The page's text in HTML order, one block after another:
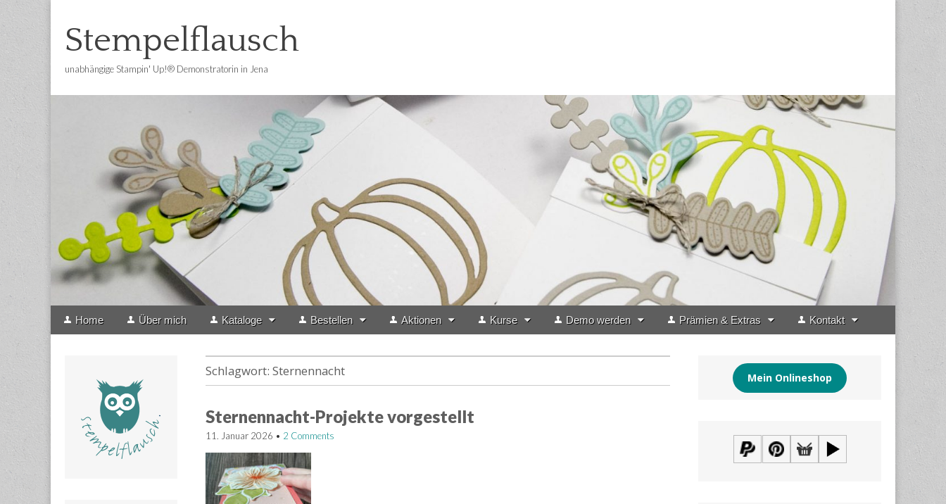
Stempelflausch
unabhängige Stampin' Up!® Demonstratorin in Jena
Main
Skip
Home Über mich Kataloge Bestellen Aktionen Kurse Demo werden Prämien & Extras Kontakt
Schlagwort: Sternennacht
Sternennacht-Projekte vorgestellt
11. Januar 2026 • 2 Comments
Mein Onlineshop